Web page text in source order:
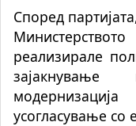
Според
реализирале
усогласување со